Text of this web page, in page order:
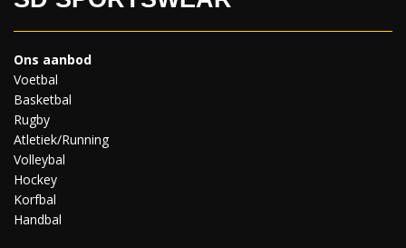
Ons aanbod
Voetbal
Basketbal
Rugby
Atletiek/Running
Volleybal
Hockey
Korfbal
Handbal